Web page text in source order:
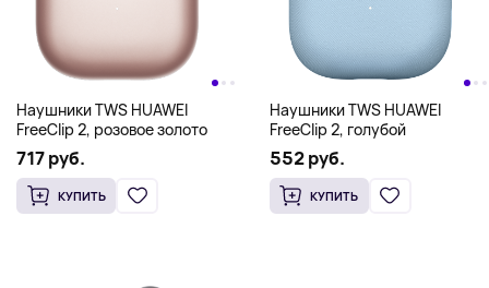
Наушники TWS HUAWEI
FreeClip 2, розовое золото
717 руб.
КУПИТЬ
Наушники TWS HUAWEI
FreeClip 2, голубой
552 руб.
КУПИТЬ